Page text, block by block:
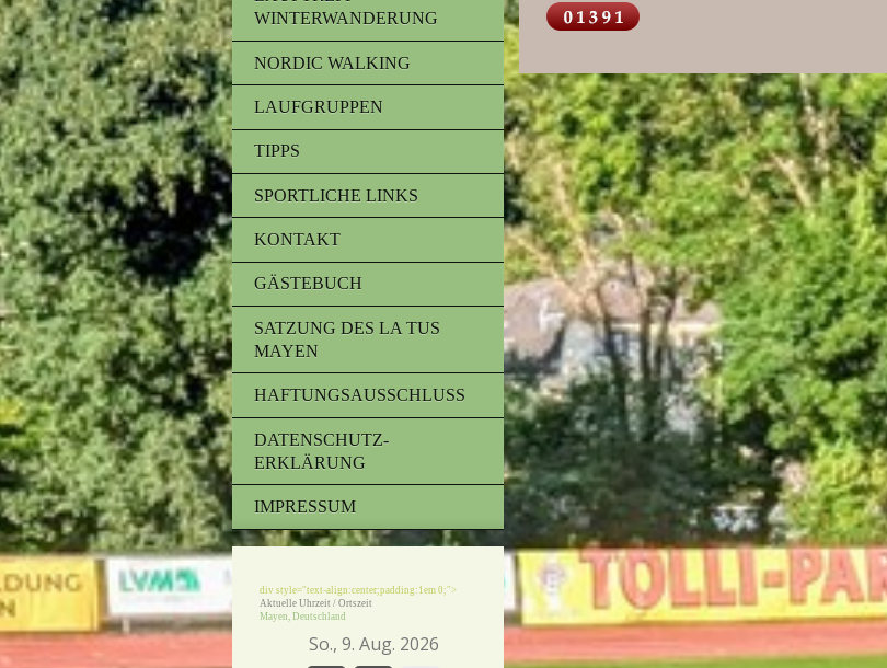
WINTERWANDERUNG
NORDIC WALKING
LAUFGRUPPEN
TIPPS
SPORTLICHE LINKS
KONTAKT
GÄSTEBUCH
SATZUNG DES LA TUS
MAYEN
HAFTUNGSAUSSCHLUSS
DATENSCHUTZ-
ERKLÄRUNG
IMPRESSUM
div style="text-align:center;padding:1em 0;">
Aktuelle Uhrzeit / Ortszeit
Mayen, Deutschland